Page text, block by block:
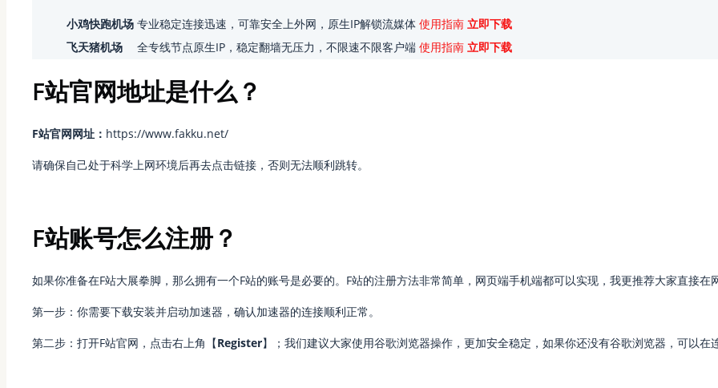
小鸡快跑机场 专业稳定连接迅速，可靠安全上外网，原生IP解锁流媒体 使用指南 立即下载
飞天猪机场
全专线节点原生IP，稳定翻墙无压力，不限速不限客户端 使用指南 立即下载
F站官网地址是什么？
F站官网网址： https://www.fakku.net/
请确保自己处于科学上网环境后再去点击链接，否则无法顺利跳转。
F站账号怎么注册？
如果你准备在F站大展拳脚，那么拥有一个F站的账号是必要的。F站的注册方法非常简单，网页端手机端都可以实现，我更推荐大家直接在
第一步：你需要下载安装并启动加速器，确认加速器的连接顺利正常。
第二步：打开F站官网，点击右上角【Register】；我们建议大家使用谷歌浏览器操作，更加安全稳定，如果你还没有谷歌浏览器，可以在